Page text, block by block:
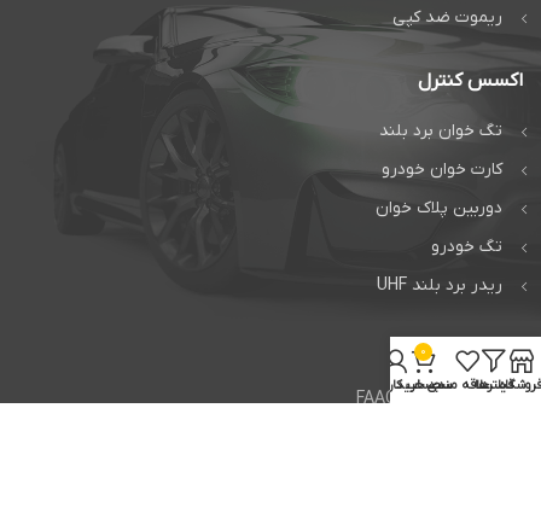
ریموت ضد کپی
اکسس کنترل
تگ خوان برد بلند
کارت خوان خودرو
دوربین پلاک خوان
تگ خودرو
ریدر برد بلند UHF
خدمات
تعمیر جک فک FAAC
فروشگاهفیلترهاعلاقه مندی
0
سبد خرید
حساب کاربری من